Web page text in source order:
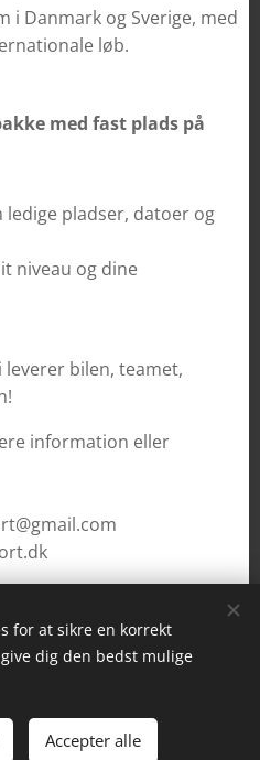
i Danmark og Sverige, med
løb.
med fast plads på
pladser, datoer og
niveau og dine
leverer bilen, teamet,
information eller
Cookies
for at sikre en korrekt
dig den bedst mulige
Accepter alle